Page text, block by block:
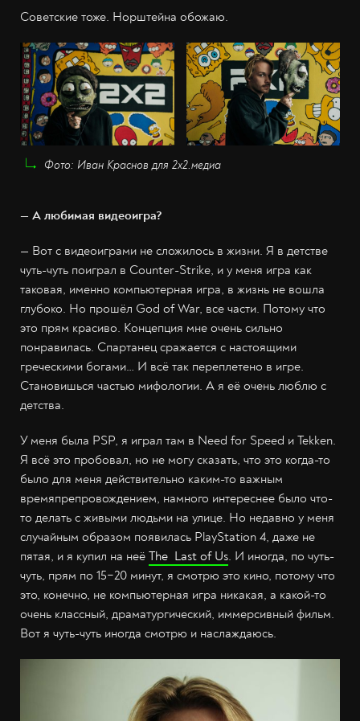
Советские тоже. Норштейна обожаю.
Фото: Иван Краснов для 2х2.медиа
— А любимая видеоигра?
— Вот с видеоиграми не сложилось в жизни. Я в детстве
чуть-чуть поиграл в Counter-Strike, и у меня игра как
таковая, именно компьютерная игра, в жизнь не вошла
глубоко. Но прошёл God of War, все части. Потому что
это прям красиво. Концепция мне очень сильно
понравилась. Спартанец сражается с настоящими
греческими богами… И всё так переплетено в игре.
Становишься частью мифологии. А я её очень люблю с
детства.
У меня была PSP, я играл там в Need for Speed и Tekken.
Я всё это пробовал, но не могу сказать, что это когда-то
было для меня действительно каким-то важным
времяпрепровождением, намного интереснее было что-
то делать с живыми людьми на улице. Но недавно у меня
случайным образом появилась PlayStation 4, даже не
пятая, и я купил на неё The Last of Us. И иногда, по чуть-
чуть, прям по 15−20 минут, я смотрю это кино, потому что
это, конечно, не компьютерная игра никакая, а какой-то
очень классный, драматургический, иммерсивный фильм.
Вот я чуть-чуть иногда смотрю и наслаждаюсь.